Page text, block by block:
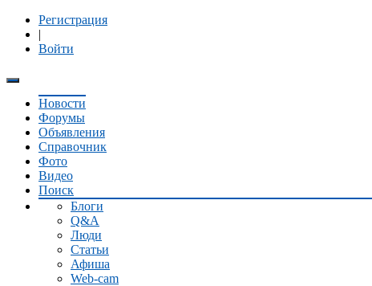
Регистрация
|
Войти
Новости
Форумы
Объявления
Справочник
Фото
Видео
Поиск
Блоги
Q&A
Люди
Статьи
Афиша
Web-cam